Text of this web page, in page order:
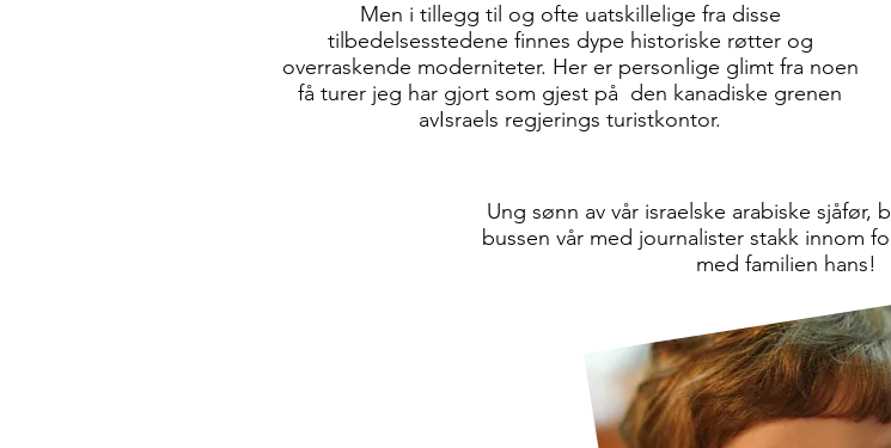
Men i tillegg til og ofte uatskillelige fra disse
tilbedelsesstedene finnes dype historiske røtter og
overraskende moderniteter. Her er personlige glimt fra noen
få turer jeg har gjort som gjest på den kanadiske grenen
avIsraels regjerings turistkontor.
Ung sønn av vår israelske arabiske sjåfør,
bussen vår med journalister stakk innom
med familien hans!